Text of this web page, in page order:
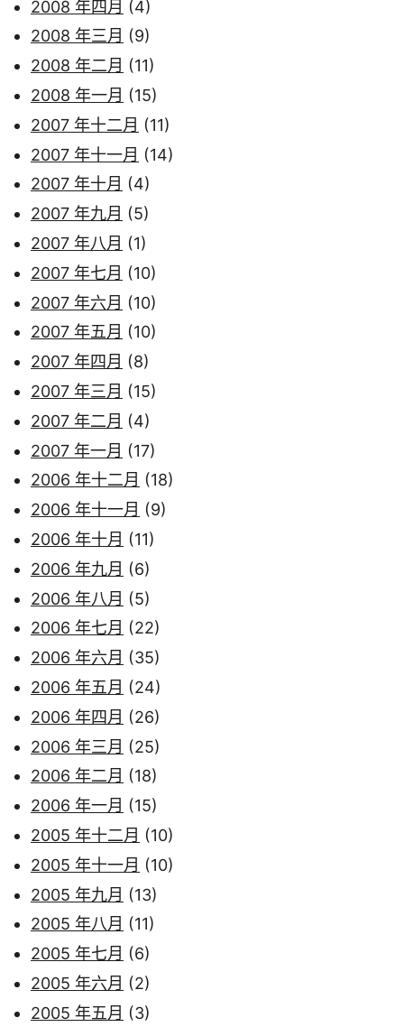
2008 年四月 (4)
2008 年三月 (9)
2008 年二月 (11)
2008 年一月 (15)
2007 年十二月 (11)
2007 年十一月 (14)
2007 年十月 (4)
2007 年九月 (5)
2007 年八月 (1)
2007 年七月 (10)
2007 年六月 (10)
2007 年五月 (10)
2007 年四月 (8)
2007 年三月 (15)
2007 年二月 (4)
2007 年一月 (17)
2006 年十二月 (18)
2006 年十一月 (9)
2006 年十月 (11)
2006 年九月 (6)
2006 年八月 (5)
2006 年七月 (22)
2006 年六月 (35)
2006 年五月 (24)
2006 年四月 (26)
2006 年三月 (25)
2006 年二月 (18)
2006 年一月 (15)
2005 年十二月 (10)
2005 年十一月 (10)
2005 年九月 (13)
2005 年八月 (11)
2005 年七月 (6)
2005 年六月 (2)
2005 年五月 (3)